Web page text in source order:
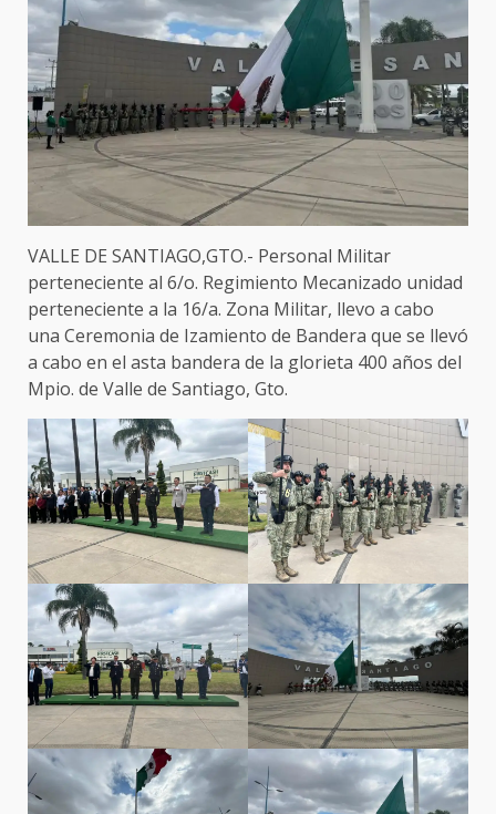
VALLE DE SANTIAGO,GTO.- Personal Militar
perteneciente al 6/o. Regimiento Mecanizado unidad
perteneciente a la 16/a. Zona Militar, llevo a cabo
una Ceremonia de Izamiento de Bandera que se llevó
a cabo en el asta bandera de la glorieta 400 años del
Mpio. de Valle de Santiago, Gto.